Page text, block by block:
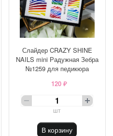
Слайдер CRAZY SHINE
NAILS mini Радужная Зебра
№1259 для педикюра
120 ₽
шт
В корзину